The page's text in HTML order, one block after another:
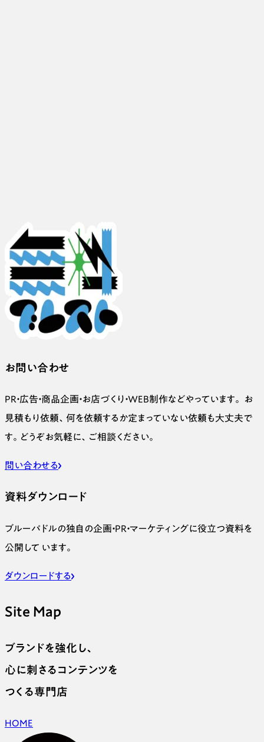
お問い合わせ
PR・広告・商品企画・お店づくり・WEB制作などやっています。 お
見積もり依頼、何を依頼するか定まっていない依頼も大丈夫で
す。どうぞお気軽に、ご相談ください。
問い合わせる
資料ダウンロード
ブルーパドルの独自の企画・PR・マーケティングに役立つ資料を
公開して います。
ダウンロードする
Site Map
ブランドを強化し、
心に刺さるコンテンツを
つくる専門店
HOME